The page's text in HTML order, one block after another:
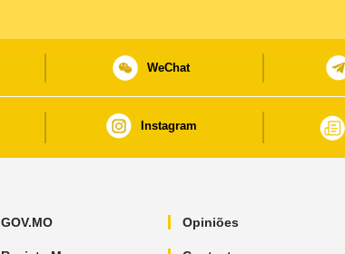
WeChat
Instagram
GOV.MO Opiniões